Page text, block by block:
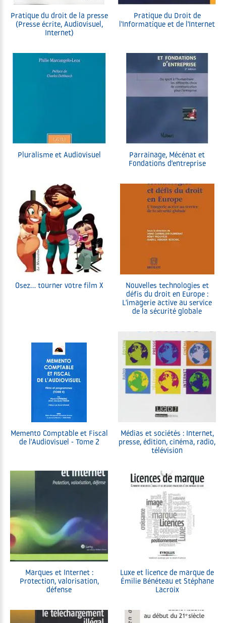
Pratique du droit de la presse
(Presse écrite, Audiovisuel,
Internet)
Pratique du Droit de
l'Informatique et de l'Internet
Pluralisme et Audiovisuel
Parrainage, Mécénat et
Fondations d'entreprise
Osez... tourner votre film X
Nouvelles technologies et
défis du droit en Europe :
L'imagerie active au service
de la sécurité globale
Memento Comptable et Fiscal
de l'Audiovisuel - Tome 2
Médias et sociétés : Internet,
presse, édition, cinéma, radio,
télévision
Marques et Internet :
Protection, valorisation,
défense
Luxe et licence de marque de
Émilie Bénéteau et Stéphane
Lacroix